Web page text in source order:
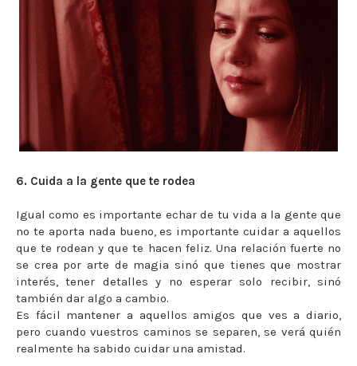
6. Cuida a la gente que te rodea
Igual como es importante echar de tu vida a la gente que
no te aporta nada bueno, es importante cuidar a aquellos
que te rodean y que te hacen feliz. Una relación fuerte no
se crea por arte de magia sinó que tienes que mostrar
interés, tener detalles y no esperar solo recibir, sinó
también dar algo a cambio.
Es fácil mantener a aquellos amigos que ves a diario,
pero cuando vuestros caminos se separen, se verá quién
realmente ha sabido cuidar una amistad.